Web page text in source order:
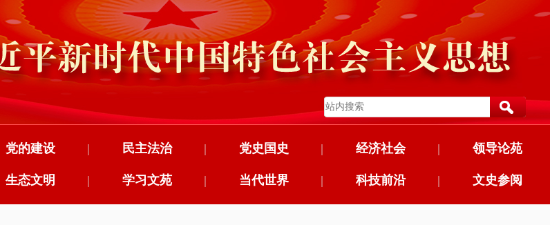
党的建设 民主法治
| 党史国史
| 经济社会
| 领导论苑
|
生态文明 学习文苑
| 当代世界
| 科技前沿
| 文史参阅
|